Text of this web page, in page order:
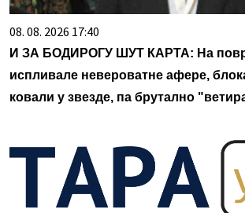
08. 08. 2026 17:40
И ЗА БОДИРОГУ ШУТ КАРТА: На
испливале невероватне афере,
ковали у звезде, па брутално